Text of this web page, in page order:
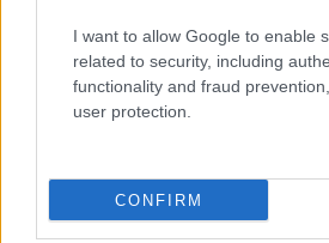
I want to allow Google to enable
related to security, including
functionality and fraud
user protection.
CONFIRM
Κατέβηκα εγώ και πέρασε
απαθέστατος. Εγώ του φώναζα
παιδί μου;' και εκείνος
μέχρι που τον ακινητοποίησαν
το άλλο το παλικάρι", λέει η
ΑΚΟΛΟΥΘΗΣΤΕ ΜΑΣ ΣΤΟ